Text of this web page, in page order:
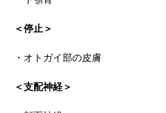
＜停止＞
・オトガイ部の皮膚
＜支配神経＞